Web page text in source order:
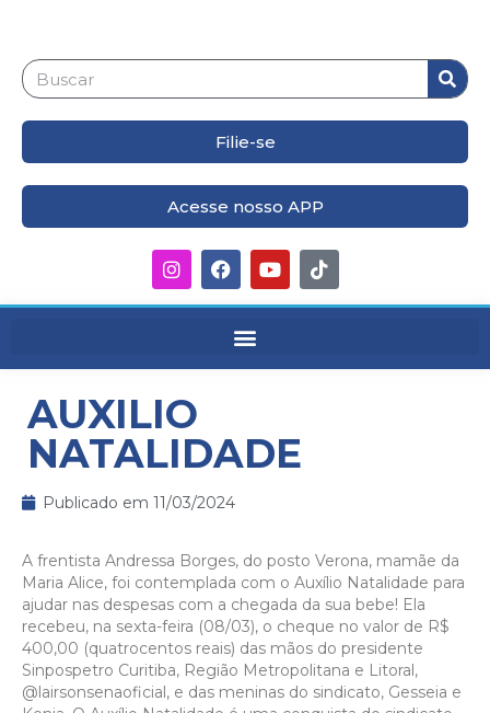
Filie-se
Acesse nosso APP
AUXILIO
NATALIDADE
Publicado em 11/03/2024
A frentista Andressa Borges, do posto Verona, mamãe da
Maria Alice, foi contemplada com o Auxílio Natalidade para
ajudar nas despesas com a chegada da sua bebe! Ela
recebeu, na sexta-feira (08/03), o cheque no valor de R$
400,00 (quatrocentos reais) das mãos do presidente
Sinpospetro Curitiba, Região Metropolitana e Litoral,
@lairsonsenaoficial, e das meninas do sindicato, Gesseia e